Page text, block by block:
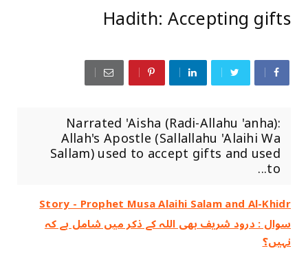
Hadith: Accepting gifts
Narrated 'Aisha (Radi-Allahu 'anha):
Allah's Apostle (Sallallahu 'Alaihi Wa
Sallam) used to accept gifts and used
to...
Story - Prophet Musa Alaihi Salam and Al-Khidr
سوال : درود شریف بھی اللہ کے ذکر میں شامل ہے کہ
نہیں؟